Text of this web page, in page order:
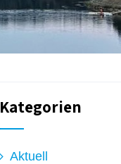
Kategorien
Aktuell